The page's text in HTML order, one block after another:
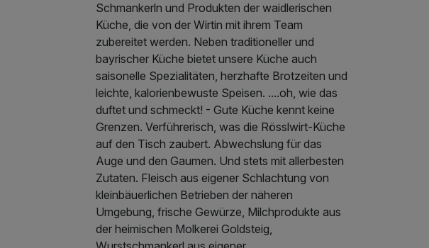
Schmankerln und Produkten der waidlerischen
Küche, die von der Wirtin mit ihrem Team
zubereitet werden. Neben traditioneller und
bayrischer Küche bietet unsere Küche auch
saisonelle Spezialitäten, herzhafte Brotzeiten und
leichte, kalorienbewuste Speisen. ....oh, wie das
duftet und schmeckt! - Gute Küche kennt keine
Grenzen. Verführerisch, was die Rösslwirt-Küche
auf den Tisch zaubert. Abwechslung für das
Auge und den Gaumen. Und stets mit allerbesten
Zutaten. Fleisch aus eigener Schlachtung von
kleinbäuerlichen Betrieben der näheren
Umgebung, frische Gewürze, Milchprodukte aus
der heimischen Molkerei Goldsteig,